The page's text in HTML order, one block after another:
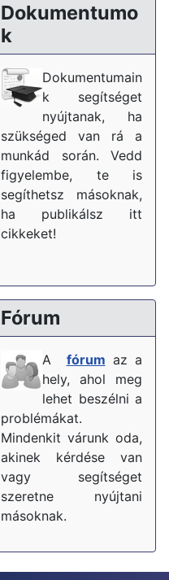
Dokumentumo
k
Dokumentumain
k segítséget
nyújtanak, ha
szükséged van rá a
munkád során. Vedd
figyelembe, te is
segíthetsz másoknak,
ha publikálsz itt
cikkeket!
Fórum
A fórum az a
hely, ahol meg
lehet beszélni a
problémákat.
Mindenkit várunk oda,
akinek kérdése van
vagy segítséget
szeretne nyújtani
másoknak.